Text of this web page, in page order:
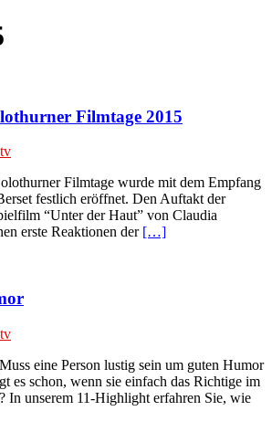
Filmtage 2015
Filmtage wurde mit dem Empfang
festlich eröffnet. Den Auftakt der
“Unter der Haut” von Claudia
erste Reaktionen der […]
eine Person lustig sein um guten Humor
es schon, wenn sie einfach das Richtige im
In unserem 11-Highlight erfahren Sie, wie